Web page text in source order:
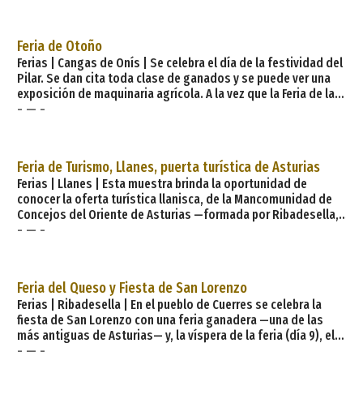
comercial, ribereñ
Feria de Otoño
Ferias | Cangas de Onís | Se celebra el día de la festividad del
Pilar. Se dan cita toda clase de ganados y se puede ver una
exposición de maquinaria agrícola. A la vez que la Feria de la
Miel (que cuenta con la participación de los apicultores de la
histórica, montañosa y monta
- — -
Feria de Turismo, Llanes, puerta turística de Asturias
Ferias | Llanes | Esta muestra brinda la oportunidad de
conocer la oferta turística llanisca, de la Mancomunidad de
Concejos del Oriente de Asturias —formada por Ribadesella,
Llanes, Ribadedeva, Piloña, Parres, Cangas de Onís, Ponga,
- — -
Feria del Queso y Fiesta de San Lorenzo
Ferias | Ribadesella | En el pueblo de Cuerres se celebra la
fiesta de San Lorenzo con una feria ganadera —una de las
más antiguas de Asturias— y, la víspera de la feria (día 9), el
Festival del Queso Artesano del Oriente de Asturias, comarca
- — -